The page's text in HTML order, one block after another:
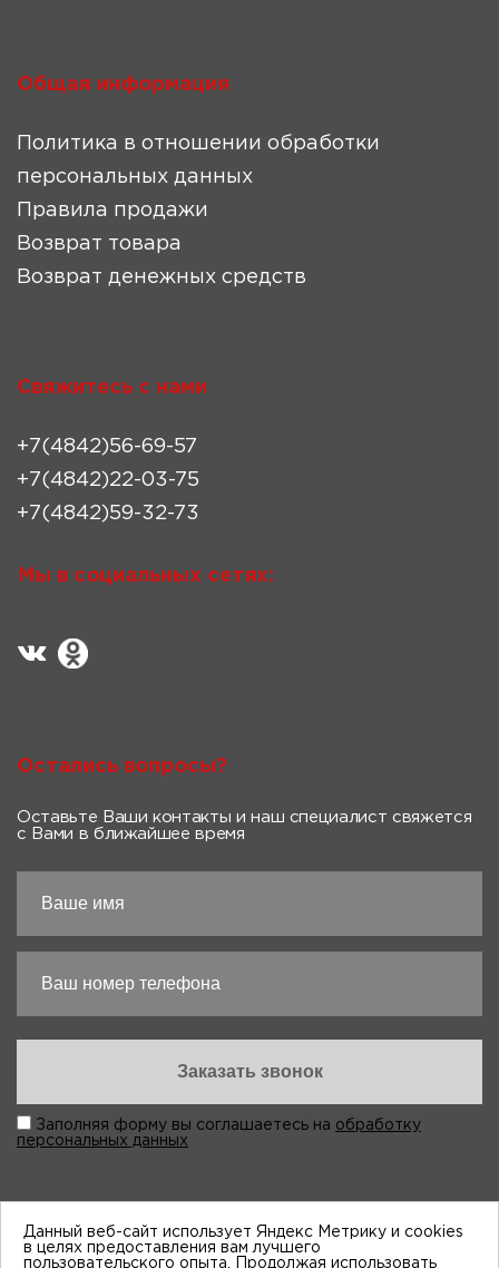
Общая информация
Политика в отношении обработки
персональных данных
Правила продажи
Возврат товара
Возврат денежных средств
Свяжитесь с нами
+7(4842)56-69-57
+7(4842)22-03-75
+7(4842)59-32-73
Мы в социальных сетях:
Остались вопросы?
Оставьте Ваши контакты и наш специалист свяжется
с Вами в ближайшее время
Заполняя форму вы соглашаетесь на обработку
персональных данных
Данный веб-сайт использует Яндекс Метрику и cookies
в целях предоставления вам лучшего
пользовательского опыта. Продолжая использовать